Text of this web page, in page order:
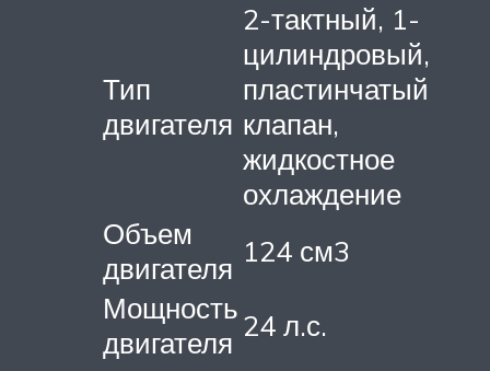
Тип
двигателя
2-тактный, 1-
цилиндровый,
пластинчатый
клапан,
жидкостное
охлаждение
Объем
двигателя 124 см3
Мощность
двигателя 24 л.с.